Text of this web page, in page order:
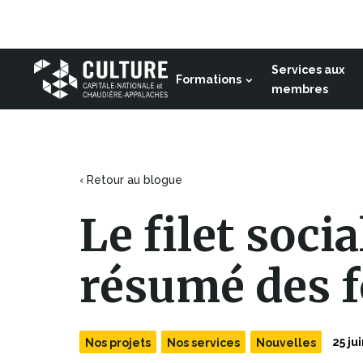
Culture
Capitale-
Appalaches
Formations
Services aux
membres
‹ Retour au blogue
Le filet
résumé des
Nos projets Nos services Nouvelles 25